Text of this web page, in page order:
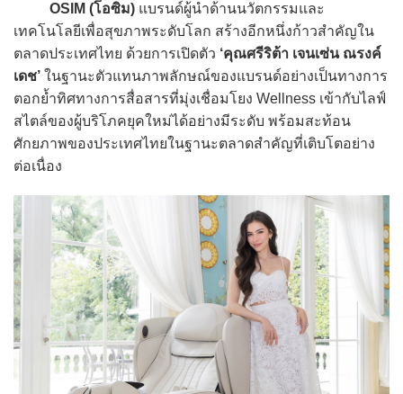
OSIM (โอซิม) แบรนด์ผู้นำด้านนวัตกรรมและ
เทคโนโลยีเพื่อสุขภาพระดับโลก สร้างอีกหนึ่งก้าวสำคัญใน
ตลาดประเทศไทย ด้วยการเปิดตัว ‘คุณศรีริต้า เจนเซ่น ณรงค์
เดช’ ในฐานะตัวแทนภาพลักษณ์ของแบรนด์อย่างเป็นทางการ
ตอกย้ำทิศทางการสื่อสารที่มุ่งเชื่อมโยง Wellness เข้ากับไลฟ์
สไตล์ของผู้บริโภคยุคใหม่ได้อย่างมีระดับ พร้อมสะท้อน
ศักยภาพของประเทศไทยในฐานะตลาดสำคัญที่เติบโตอย่าง
ต่อเนื่อง